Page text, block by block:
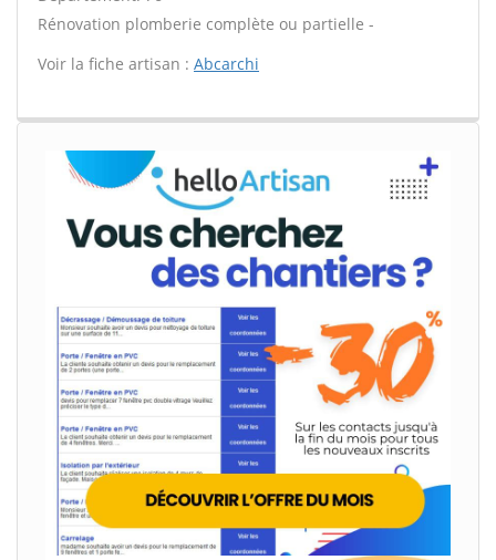
Rénovation plomberie complète ou partielle -
Voir la fiche artisan : Abcarchi